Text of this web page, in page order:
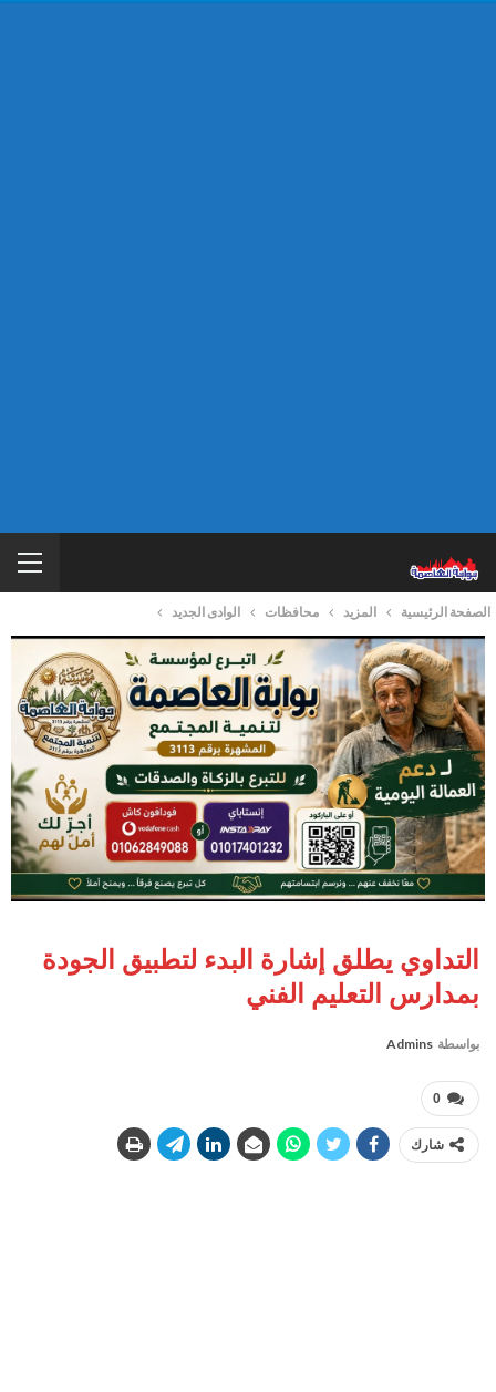
الصفحة الرئيسية المزيد محافظات الوادى الجديد
التداوي يطلق إشارة البدء لتطبيق الجودة
بمدارس التعليم الفني
بواسطة Admins
0
شارك